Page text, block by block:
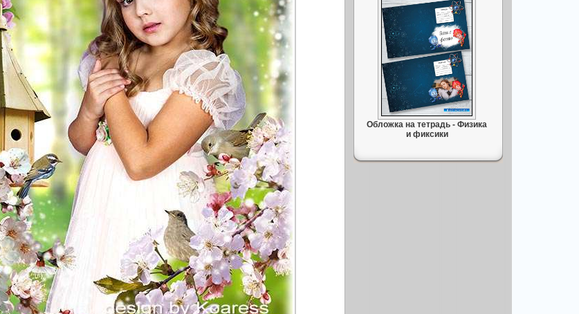
Обложка на тетрадь - Физика
и фиксики